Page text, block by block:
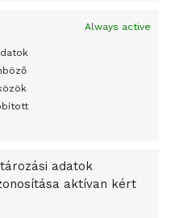
Always active
adatok
aktívan kért
kulturális örökségét
az amerikai Meridian
legjobbjai az
kinevezték